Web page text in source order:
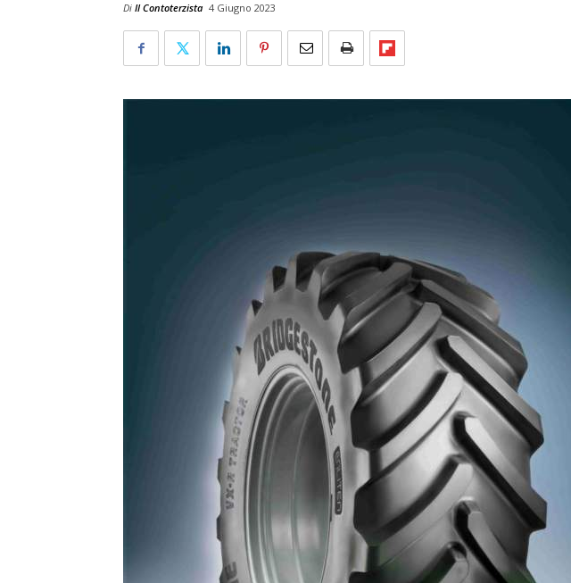
Di Il Contoterzista 4 Giugno 2023